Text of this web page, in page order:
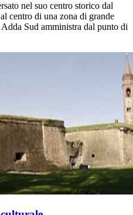
nel suo centro storico dal
centro di una zona di grande
Sud amministra dal punto di